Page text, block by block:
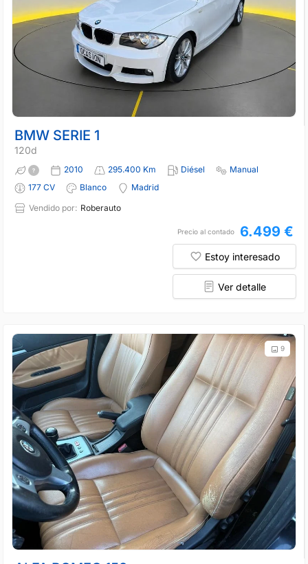
BMW SERIE 1
120d
2010 295.400 Km Diésel
Manual
177 CV
Blanco
Madrid
Vendido por: Roberauto
Precio al contado 6.499 €
Estoy interesado
Ver detalle
9